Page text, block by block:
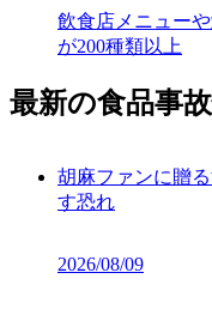
飲食店メニュー
が200種類以上
最新の食品事
胡麻ファンに贈
す恐れ
2026/08/09